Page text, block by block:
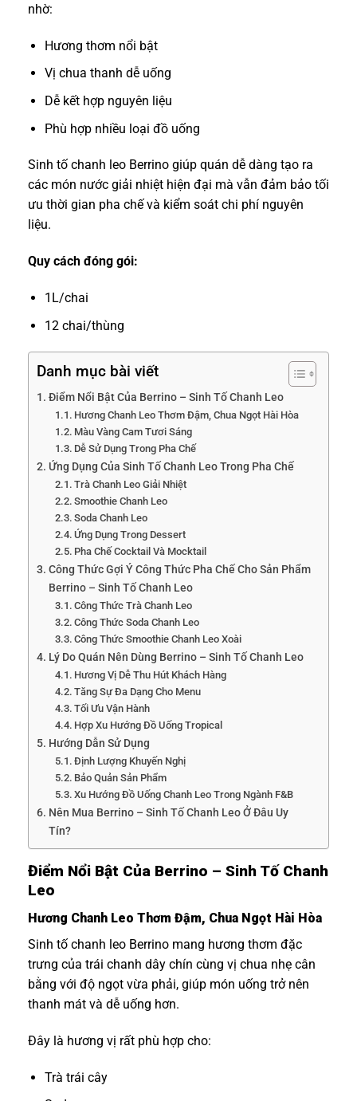
nhờ:
Hương thơm nổi bật
Vị chua thanh dễ uống
Dễ kết hợp nguyên liệu
Phù hợp nhiều loại đồ uống
Sinh tố chanh leo Berrino giúp quán dễ dàng tạo ra
các món nước giải nhiệt hiện đại mà vẫn đảm bảo tối
ưu thời gian pha chế và kiểm soát chi phí nguyên
liệu.
Quy cách đóng gói:
1L/chai
12 chai/thùng
Danh mục bài viết
Điểm Nổi Bật Của Berrino – Sinh Tố Chanh Leo
Hương Chanh Leo Thơm Đậm, Chua Ngọt Hài Hòa
Màu Vàng Cam Tươi Sáng
Dễ Sử Dụng Trong Pha Chế
Ứng Dụng Của Sinh Tố Chanh Leo Trong Pha Chế
Trà Chanh Leo Giải Nhiệt
Smoothie Chanh Leo
Soda Chanh Leo
Ứng Dụng Trong Dessert
Pha Chế Cocktail Và Mocktail
Công Thức Gợi Ý Công Thức Pha Chế Cho Sản Phẩm
Berrino – Sinh Tố Chanh Leo
Công Thức Trà Chanh Leo
Công Thức Soda Chanh Leo
Công Thức Smoothie Chanh Leo Xoài
Lý Do Quán Nên Dùng Berrino – Sinh Tố Chanh Leo
Hương Vị Dễ Thu Hút Khách Hàng
Tăng Sự Đa Dạng Cho Menu
Tối Ưu Vận Hành
Hợp Xu Hướng Đồ Uống Tropical
Hướng Dẫn Sử Dụng
Định Lượng Khuyến Nghị
Bảo Quản Sản Phẩm
Xu Hướng Đồ Uống Chanh Leo Trong Ngành F&B
Nên Mua Berrino – Sinh Tố Chanh Leo Ở Đâu Uy
Tín?
Điểm Nổi Bật Của Berrino – Sinh Tố Chanh
Leo
Hương Chanh Leo Thơm Đậm, Chua Ngọt Hài Hòa
Sinh tố chanh leo Berrino mang hương thơm đặc
trưng của trái chanh dây chín cùng vị chua nhẹ cân
bằng với độ ngọt vừa phải, giúp món uống trở nên
thanh mát và dễ uống hơn.
Đây là hương vị rất phù hợp cho:
Trà trái cây